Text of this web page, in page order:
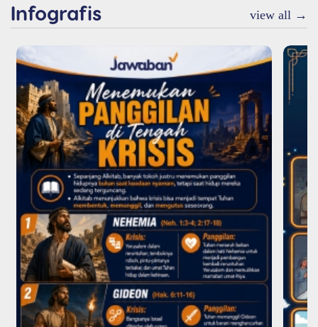
Infografis view all →